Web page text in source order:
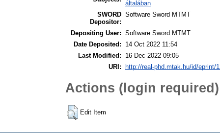
általában
SWORD
Depositor:
Software Sword MTMT
Depositing User: Software Sword MTMT
Date Deposited:
14 Oct 2022 11:54
Last Modified:
16 Dec 2022 09:05
URI:
http://real-phd.mtak.hu/id/eprint/
Actions (login required)
Edit Item